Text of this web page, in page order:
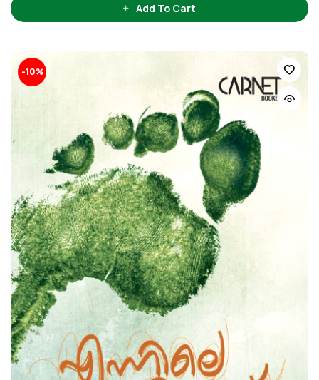
Add To Cart
-10%